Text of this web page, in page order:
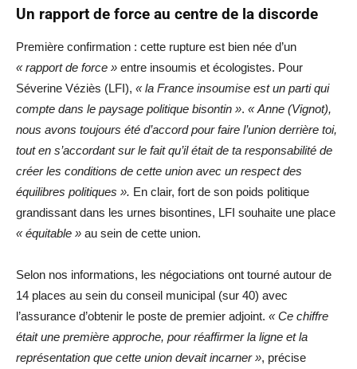
Un rapport de force au centre de la discorde
Première confirmation : cette rupture est bien née d’un
« rapport de force » entre insoumis et écologistes. Pour
Séverine Véziès (LFI), « la France insoumise est un parti qui
compte dans le paysage politique bisontin ». « Anne (Vignot),
nous avons toujours été d’accord pour faire l’union derrière toi,
tout en s’accordant sur le fait qu’il était de ta responsabilité de
créer les conditions de cette union avec un respect des
équilibres politiques ». En clair, fort de son poids politique
grandissant dans les urnes bisontines, LFI souhaite une place
« équitable » au sein de cette union.
Selon nos informations, les négociations ont tourné autour de
14 places au sein du conseil municipal (sur 40) avec
l’assurance d’obtenir le poste de premier adjoint. « Ce chiffre
était une première approche, pour réaffirmer la ligne et la
représentation que cette union devait incarner », précise